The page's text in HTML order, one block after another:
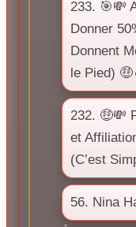
233. 🎯💸
Donner
Donnent
le Pied)
232. 🤑💸
et
(C’est
56. Nina